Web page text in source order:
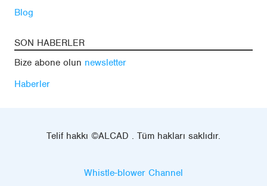
Blog
SON HABERLER
Bize abone olun newsletter
Haberler
Telif hakkı ©ALCAD . Tüm hakları saklıdır.
Whistle-blower Channel